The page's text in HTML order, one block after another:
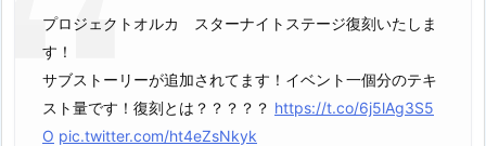
プロジェクトオルカ スターナイトステージ復刻いたしま
す！
サブストーリーが追加されてます！イベント一個分のテキ
スト量です！復刻とは？？？？？ https://t.co/6j5lAg3S5
O pic.twitter.com/ht4eZsNkyk